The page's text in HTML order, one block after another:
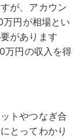
が、アカウン
万円が相場とい
があります
万円の収入を得
トやつなぎ合
とってわかり